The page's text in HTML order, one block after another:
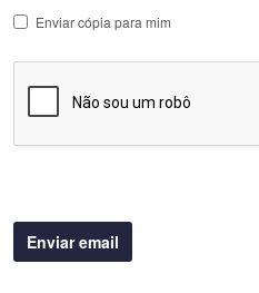
Enviar cópia para mim
Enviar email